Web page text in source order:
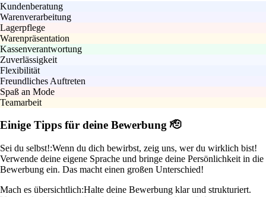
Kundenberatung
Warenverarbeitung
Lagerpflege
Warenpräsentation
Kassenverantwortung
Zuverlässigkeit
Flexibilität
Freundliches Auftreten
Spaß an Mode
Teamarbeit
Einige Tipps für deine Bewerbung 🫡
Sei du selbst!:Wenn du dich bewirbst, zeig uns, wer du wirklich bist!
Verwende deine eigene Sprache und bringe deine Persönlichkeit in die
Bewerbung ein. Das macht einen großen Unterschied!
Mach es übersichtlich:Halte deine Bewerbung klar und strukturiert.